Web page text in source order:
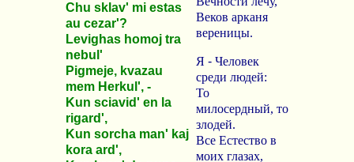
Chu sklav' mi estas
au cezar'?
Levighas homoj tra
nebul'
Pigmeje, kvazau
mem Herkul', -
Kun sciavid' en la
rigard',
Kun sorcha man' kaj
kora ard',
Веков арканя
вереницы.
Я - Человек
среди людей:
То
милосердный, то
злодей.
Все Естество в
моих глазах,